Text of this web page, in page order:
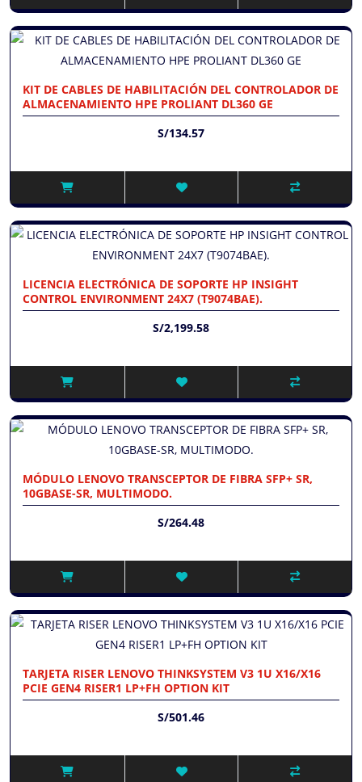
KIT DE CABLES DE HABILITACIÓN DEL CONTROLADOR DE
ALMACENAMIENTO HPE PROLIANT DL360 GE
S/134.57
LICENCIA ELECTRÓNICA DE SOPORTE HP INSIGHT
CONTROL ENVIRONMENT 24X7 (T9074BAE).
S/2,199.58
MÓDULO LENOVO TRANSCEPTOR DE FIBRA SFP+ SR,
10GBASE-SR, MULTIMODO.
S/264.48
TARJETA RISER LENOVO THINKSYSTEM V3 1U X16/X16
PCIE GEN4 RISER1 LP+FH OPTION KIT
S/501.46